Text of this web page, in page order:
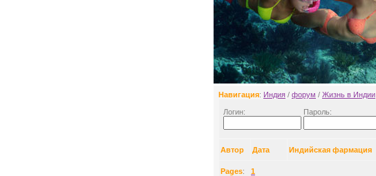
Навигация: Индия / форум / Жизнь в Индии
Логин: Пароль:
Автор Дата Индийская фармация
Pages: 1